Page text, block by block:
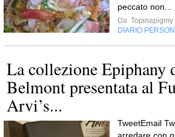
peccato non...
Da Topinapigmy
DIARIO
La collezione Epiphany
Belmont presentata al
Arvi’s...
TweetEmail